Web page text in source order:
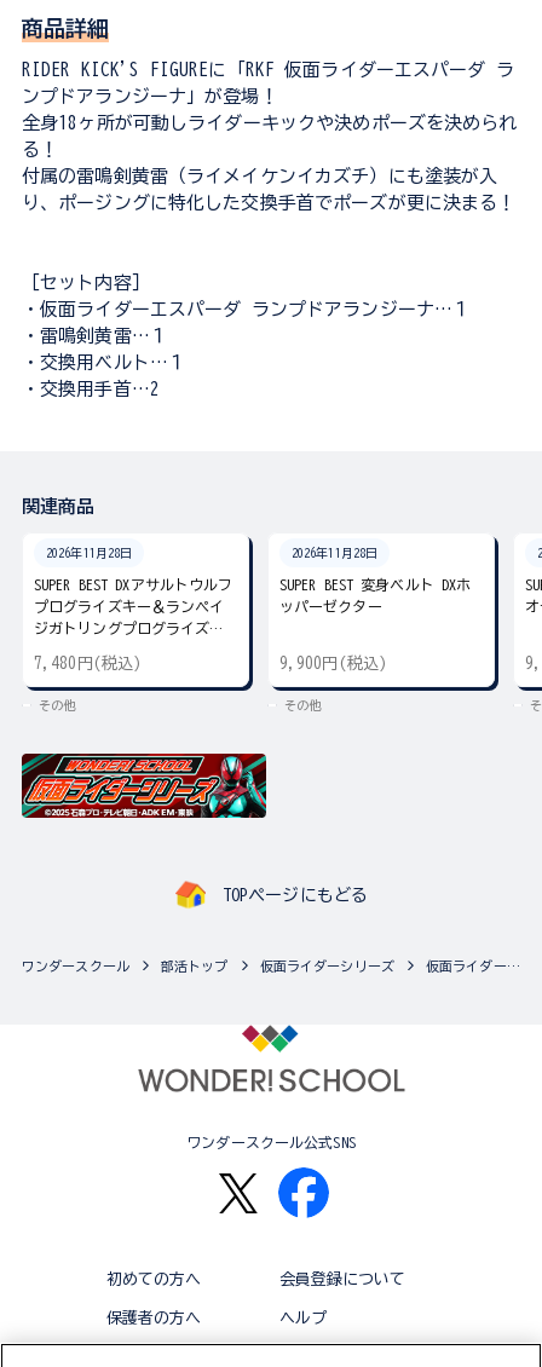
商品詳細
RIDER KICK'S FIGUREに「RKF 仮面ライダーエスパーダ ラ
ンプドアランジーナ」が登場！
全身18ヶ所が可動しライダーキックや決めポーズを決められ
る！
付属の雷鳴剣黄雷（ライメイケンイカズチ）にも塗装が入
り、ポージングに特化した交換手首でポーズが更に決まる！
［セット内容］
・仮面ライダーエスパーダ ランプドアランジーナ…１
・雷鳴剣黄雷…１
・交換用ベルト…１
・交換用手首…2
関連商品
2026年11月28日
SUPER BEST DXアサルトウルフ
プログライズキー＆ランペイ
ジガトリングプログライズキ
7,480円(税込)
その他
2026年11月28日
SUPER BEST 変身ベルト DXホ
ッパーゼクター
9,900円(税込)
その他
TOPページにもどる
ワンダースクール 部活トップ 仮面ライダーシリーズ 仮面ライダーシリーズの最新商品一覧
ワンダースクール公式SNS
初めての方へ 会員登録について
保護者の方へ ヘルプ